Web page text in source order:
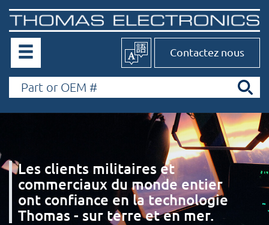
Contactez nous
Les clients militaires et
commerciaux du monde entier
ont confiance en la technologie
Thomas - sur terre et en mer.